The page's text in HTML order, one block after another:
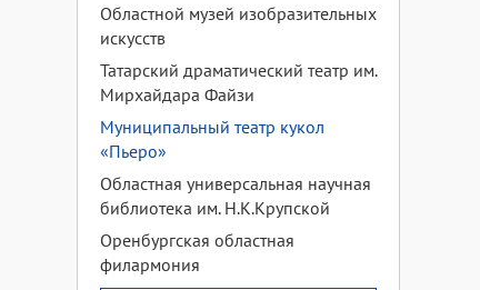
Областной музей изобразительных
искусств
Татарский драматический театр им.
Мирхайдара Файзи
Муниципальный театр кукол
«Пьеро»
Областная универсальная научная
библиотека им. Н.К.Крупской
Оренбургская областная
филармония